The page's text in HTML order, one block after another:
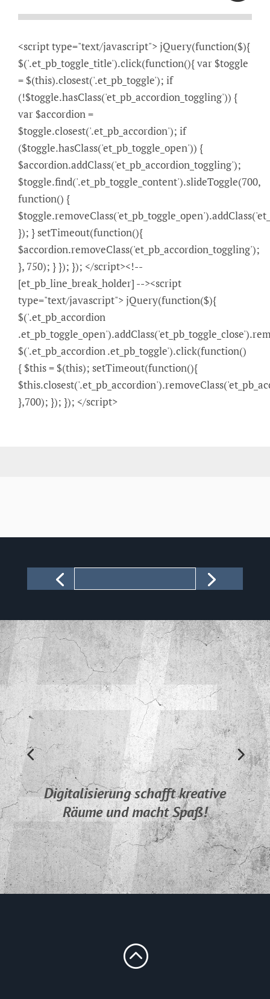
<script type="text/javascript"> jQuery(function($){
$('.et_pb_toggle_title').click(function(){ var $toggle
= $(this).closest('.et_pb_toggle'); if
(!$toggle.hasClass('et_pb_accordion_toggling')) {
var $accordion =
$toggle.closest('.et_pb_accordion'); if
($toggle.hasClass('et_pb_toggle_open')) {
$accordion.addClass('et_pb_accordion_toggling');
$toggle.find('.et_pb_toggle_content').slideToggle(700,
function() {
}); } setTimeout(function(){
$accordion.removeClass('et_pb_accordion_toggling');
}, 750); } }); }); </script><!--
[et_pb_line_break_holder] --><script
type="text/javascript"> jQuery(function($){
$('.et_pb_accordion
$('.et_pb_accordion .et_pb_toggle').click(function()
{ $this = $(this); setTimeout(function(){
},700); }); }); </script>
Digitalisierung schafft kreative
Räume und macht Spaß!
: